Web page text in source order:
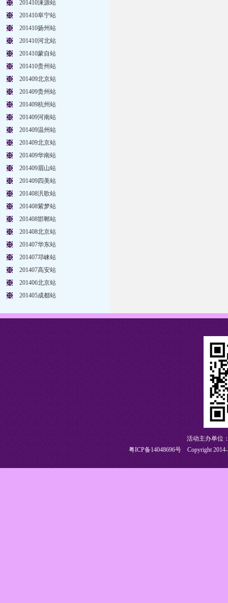
201410涞源站
201410阜宁站
201410扬州站
201410河北站
201410蒙自站
201410贵州站
201409北京站
201409贵州站
201409杭州站
201409河南站
201409温州站
201409北京站
201409华南站
201409眉山站
201409四美站
201408汎歌站
201408紫梦站
201408邯郸站
201408北京站
201407华东站
201407邛崃站
201407高安站
201406北京站
201405成都站
活动主办单位
粤ICP备14048696号
Copyright